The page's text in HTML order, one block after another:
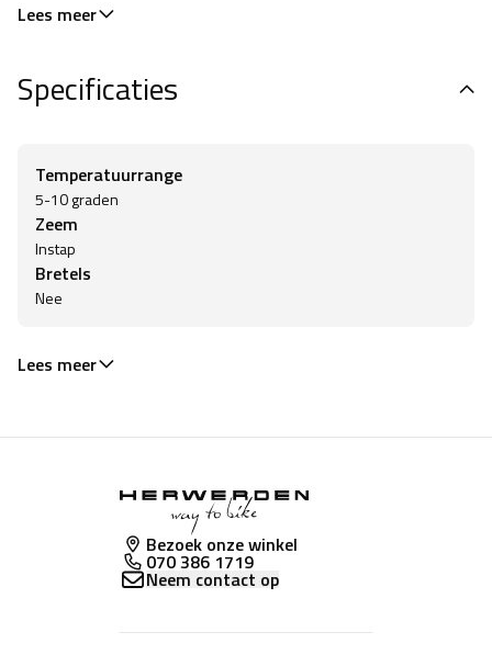
Lees meer
Specificaties
Temperatuurrange
5-10 graden
Zeem
Instap
Bretels
Nee
Lees meer
Bezoek onze winkel
070 386 1719
Neem contact op